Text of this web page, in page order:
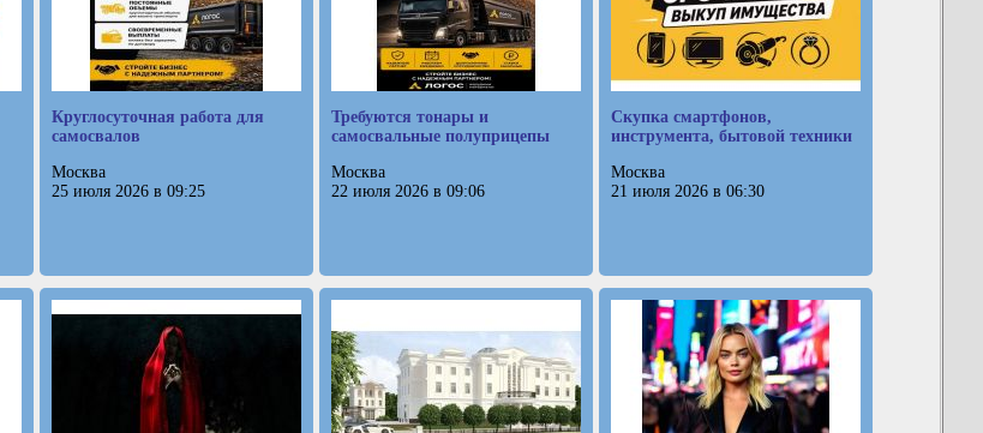
Круглосуточная работа для
самосвалов
Москва
25 июля 2026 в 09:25
Требуются тонары и
самосвальные полуприцепы
Москва
22 июля 2026 в 09:06
Скупка смартфонов,
инструмента, бытовой техники
Москва
21 июля 2026 в 06:30